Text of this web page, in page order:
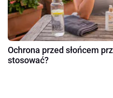
Ochrona przed słońcem
stosować?